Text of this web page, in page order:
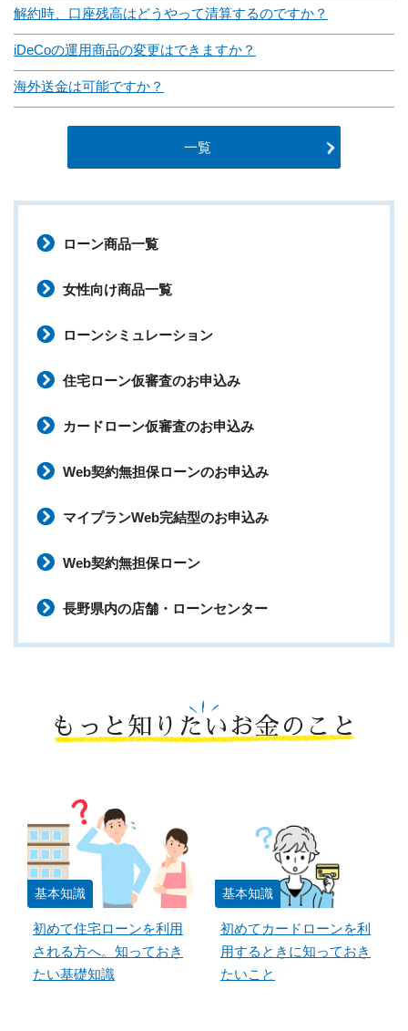
解約時、口座残高はどうやって清算するのですか？
iDeCoの運用商品の変更はできますか？
海外送金は可能ですか？
一覧
ローン商品一覧
女性向け商品一覧
ローンシミュレーション
住宅ローン仮審査のお申込み
カードローン仮審査のお申込み
Web契約無担保ローンのお申込み
マイプランWeb完結型のお申込み
Web契約無担保ローン
長野県内の店舗・ローンセンター
もっと知りたいお金のこと
基本知識
初めて住宅ローンを利用
される方へ。知っておき
たい基礎知識
基本知識
初めてカードローンを利
用するときに知っておき
たいこと